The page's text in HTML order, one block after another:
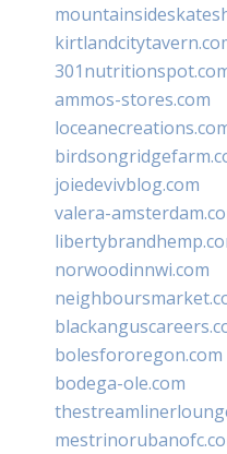
ammos-stores.com
joiedevivblog.com
valera-
norwoodinnwi.com
bolesfororegon.com
bodega-ole.com